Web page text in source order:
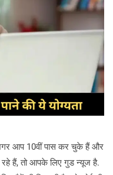
आप 10वीं पास कर चुके हैं और
हैं, तो आपके लिए गुड न्यूज है.